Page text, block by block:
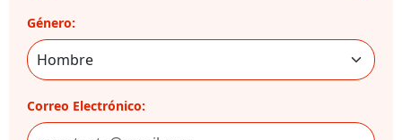
Género:
Correo Electrónico: